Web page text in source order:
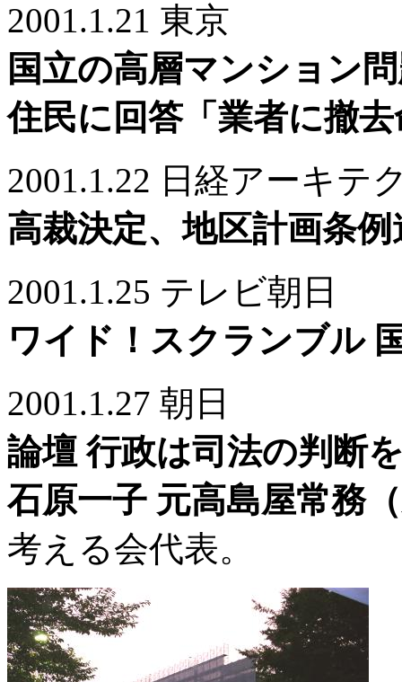
2001.1.21 東京
国立の高層マンション
住民に回答「業者に撤
2001.1.22 日経アーキテ
高裁決定、地区計画条
2001.1.25 テレビ朝日
ワイド！スクランブル
2001.1.27 朝日
論壇 行政は司法の判断
石原一子 元高島屋常務
考える会代表。